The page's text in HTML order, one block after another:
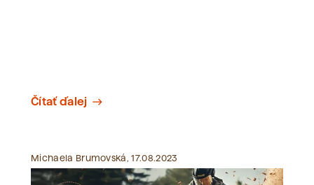
Čítať ďalej east
Michaela Brumovská, 17.08.2023